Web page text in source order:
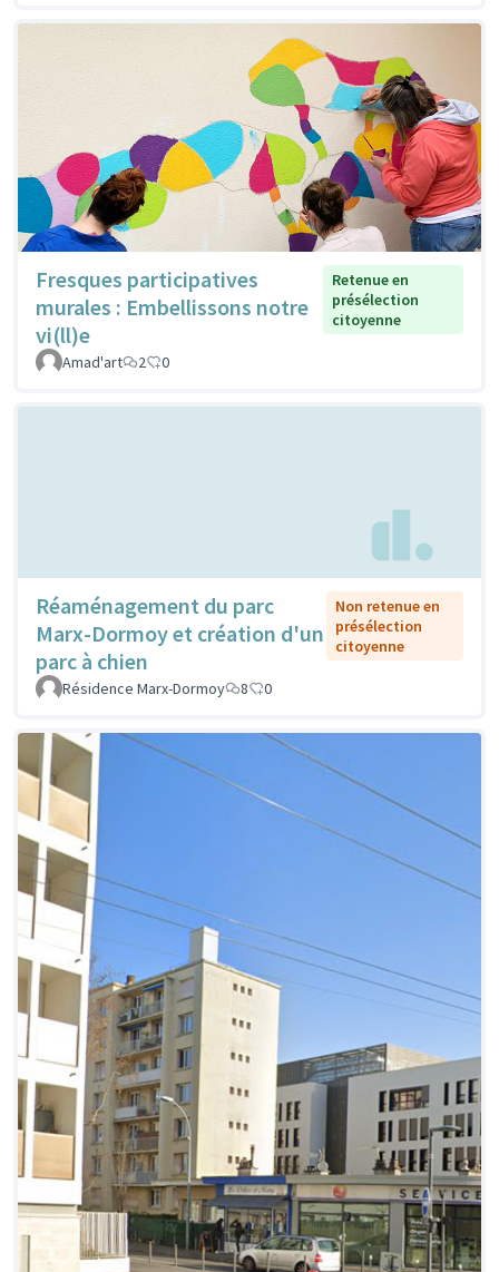
Fresques participatives
murales : Embellissons notre
vi(ll)e
Retenue en
présélection
citoyenne
Amad'art 2 0
Réaménagement du parc
Marx-Dormoy et création d'un
parc à chien
Non retenue en
présélection
citoyenne
Résidence Marx-Dormoy 8 0